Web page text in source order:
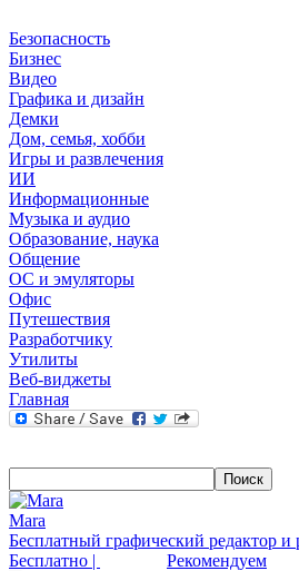
Безопасность
Бизнес
Видео
Графика и дизайн
Демки
Дом, семья, хобби
Игры и развлечения
ИИ
Информационные
Музыка и аудио
Образование, наука
Общение
ОС и эмуляторы
Офис
Путешествия
Разработчику
Утилиты
Веб-виджеты
Главная
Mara
Бесплатный графический редактор и
Бесплатно |
Рекомендуем